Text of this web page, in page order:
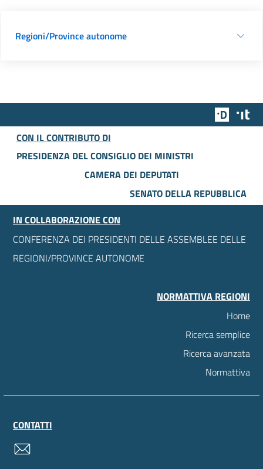
Regioni/Province autonome
Team
CON IL CONTRIBUTO DI
PRESIDENZA DEL CONSIGLIO DEI MINISTRI
CAMERA DEI DEPUTATI
SENATO DELLA REPUBBLICA
IN COLLABORAZIONE CON
CONFERENZA DEI PRESIDENTI DELLE ASSEMBLEE DELLE
REGIONI/PROVINCE AUTONOME
NORMATTIVA REGIONI
Home
Ricerca semplice
Ricerca avanzata
Normattiva
CONTATTI